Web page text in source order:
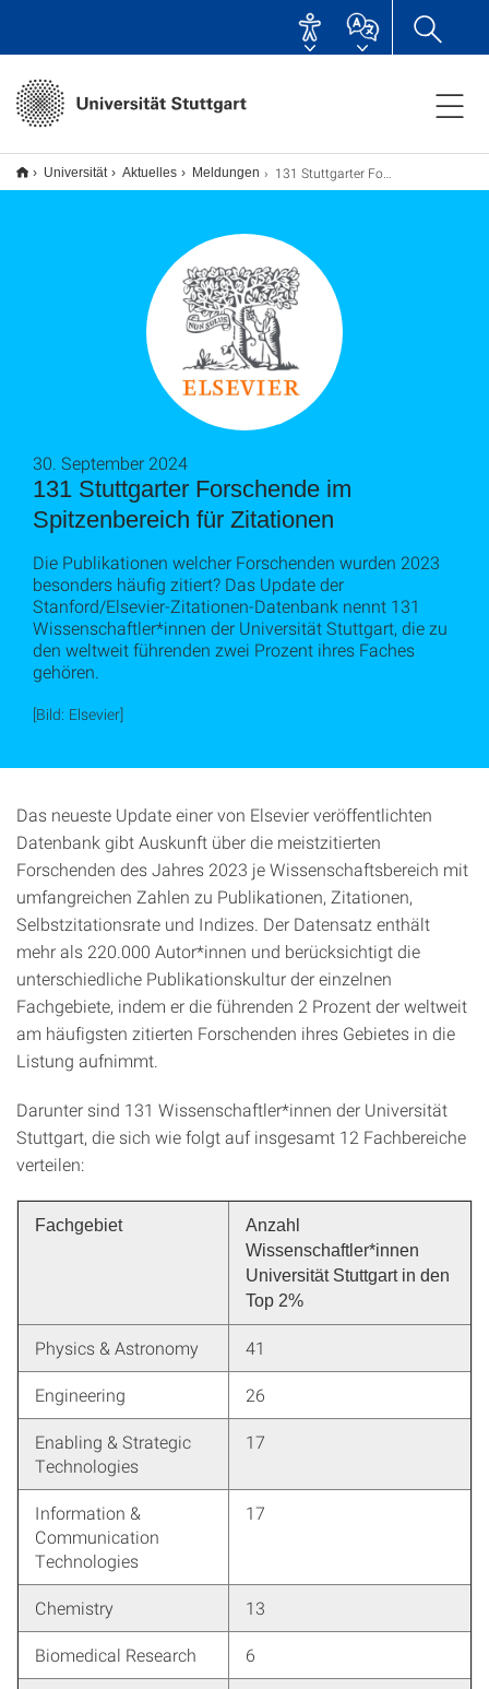
Universität Aktuelles Meldungen 131 Stuttgarter Forschende im Spitzenbereich für Zitationen
131 Stuttgarter Forschende im
Spitzenbereich für Zitationen
30. September 2024
Die Publikationen welcher Forschenden wurden 2023
besonders häufig zitiert? Das Update der
Stanford/Elsevier-Zitationen-Datenbank nennt 131
Wissenschaftler*innen der Universität Stuttgart, die zu
den weltweit führenden zwei Prozent ihres Faches
gehören.
[Bild: Elsevier]
Das neueste Update einer von Elsevier veröffentlichten
Datenbank gibt Auskunft über die meistzitierten
Forschenden des Jahres 2023 je Wissenschaftsbereich mit
umfangreichen Zahlen zu Publikationen, Zitationen,
Selbstzitationsrate und Indizes. Der Datensatz enthält
mehr als 220.000 Autor*innen und berücksichtigt die
unterschiedliche Publikationskultur der einzelnen
Fachgebiete, indem er die führenden 2 Prozent der weltweit
am häufigsten zitierten Forschenden ihres Gebietes in die
Listung aufnimmt.
Darunter sind 131 Wissenschaftler*innen der Universität
Stuttgart, die sich wie folgt auf insgesamt 12 Fachbereiche
verteilen:
Fachgebiet
Anzahl
Wissenschaftler*innen
Universität Stuttgart in den
Top 2%
Physics & Astronomy 41
Engineering 26
Enabling & Strategic
Technologies
17
Information &
Communication
Technologies
17
Chemistry 13
Biomedical Research 6